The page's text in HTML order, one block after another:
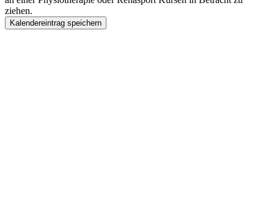
ziehen.
Kalendereintrag speichern